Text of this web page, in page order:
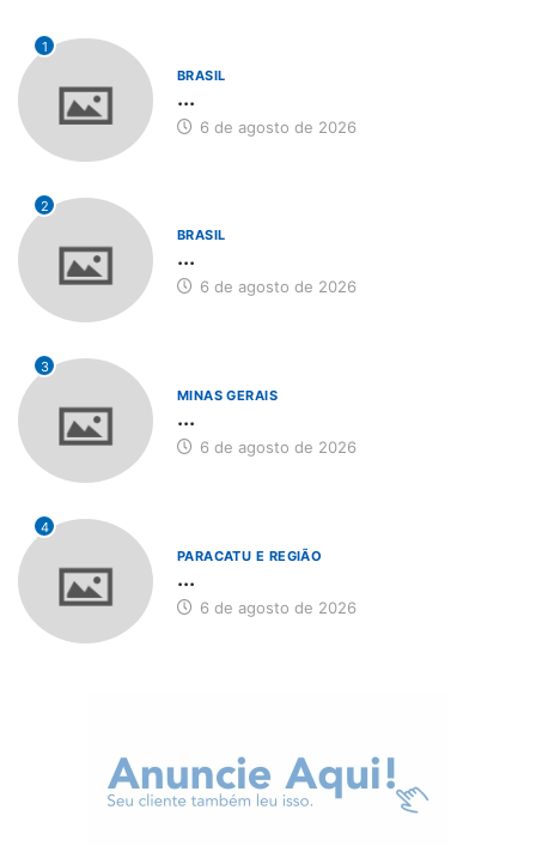
1
BRASIL
...
6 de agosto de 2026
2
BRASIL
...
6 de agosto de 2026
3
MINAS GERAIS
...
6 de agosto de 2026
4
PARACATU E REGIÃO
...
6 de agosto de 2026